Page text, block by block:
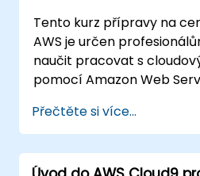
Tento kurz přípravy na
AWS je určen
naučit pracovat s
pomocí Amazon Web
pomáhá účastníkům
využití konceptů, jako
techniky v cloudu, služby
Přečtěte si více...